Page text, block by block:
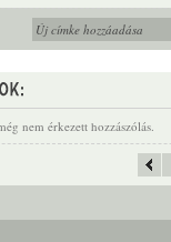
nem érkezett hozzászólás.